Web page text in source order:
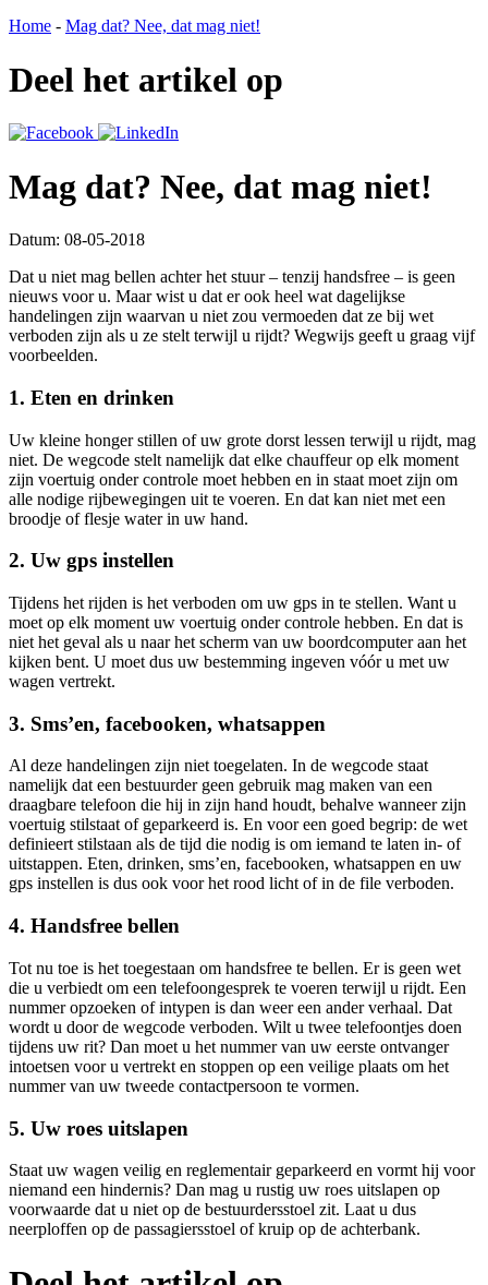
Home - Mag dat? Nee, dat mag niet!
Deel het artikel op
Mag dat? Nee, dat mag niet!
Datum: 08-05-2018
Dat u niet mag bellen achter het stuur – tenzij handsfree – is geen
nieuws voor u. Maar wist u dat er ook heel wat dagelijkse
handelingen zijn waarvan u niet zou vermoeden dat ze bij wet
verboden zijn als u ze stelt terwijl u rijdt? Wegwijs geeft u graag vijf
voorbeelden.
1. Eten en drinken
Uw kleine honger stillen of uw grote dorst lessen terwijl u rijdt, mag
niet. De wegcode stelt namelijk dat elke chauffeur op elk moment
zijn voertuig onder controle moet hebben en in staat moet zijn om
alle nodige rijbewegingen uit te voeren. En dat kan niet met een
broodje of flesje water in uw hand.
2. Uw gps instellen
Tijdens het rijden is het verboden om uw gps in te stellen. Want u
moet op elk moment uw voertuig onder controle hebben. En dat is
niet het geval als u naar het scherm van uw boordcomputer aan het
kijken bent. U moet dus uw bestemming ingeven vóór u met uw
wagen vertrekt.
3. Sms’en, facebooken, whatsappen
Al deze handelingen zijn niet toegelaten. In de wegcode staat
namelijk dat een bestuurder geen gebruik mag maken van een
draagbare telefoon die hij in zijn hand houdt, behalve wanneer zijn
voertuig stilstaat of geparkeerd is. En voor een goed begrip: de wet
definieert stilstaan als de tijd die nodig is om iemand te laten in- of
uitstappen. Eten, drinken, sms’en, facebooken, whatsappen en uw
gps instellen is dus ook voor het rood licht of in de file verboden.
4. Handsfree bellen
Tot nu toe is het toegestaan om handsfree te bellen. Er is geen wet
die u verbiedt om een telefoongesprek te voeren terwijl u rijdt. Een
nummer opzoeken of intypen is dan weer een ander verhaal. Dat
wordt u door de wegcode verboden. Wilt u twee telefoontjes doen
tijdens uw rit? Dan moet u het nummer van uw eerste ontvanger
intoetsen voor u vertrekt en stoppen op een veilige plaats om het
nummer van uw tweede contactpersoon te vormen.
5. Uw roes uitslapen
Staat uw wagen veilig en reglementair geparkeerd en vormt hij voor
niemand een hindernis? Dan mag u rustig uw roes uitslapen op
voorwaarde dat u niet op de bestuurdersstoel zit. Laat u dus
neerploffen op de passagiersstoel of kruip op de achterbank.